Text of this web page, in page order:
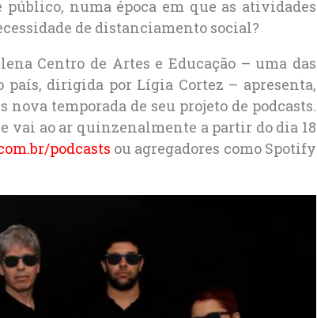
numa época em que as atividades
de distanciamento social?
Centro de Artes e Educação – uma das
país, dirigida por Lígia Cortez – apresenta,
temporada de seu projeto de podcasts.
vai ao ar quinzenalmente a partir do dia 18
podcasts ou agregadores como Spotify